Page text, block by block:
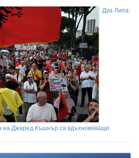
Дуа Липа:
на Джаред Къшнър са вдъхновяващи